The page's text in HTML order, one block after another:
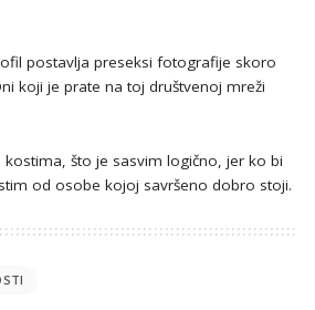
postavlja preseksi fotografije skoro
koji je prate na toj društvenoj mreži
kostima, što je sasvim logično, jer ko bi
od osobe kojoj savršeno dobro stoji.